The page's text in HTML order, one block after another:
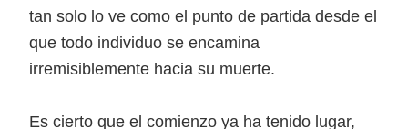
tan solo lo ve como el punto de partida desde el
que todo individuo se encamina
irremisiblemente hacia su muerte.
Es cierto que el comienzo ya ha tenido lugar,